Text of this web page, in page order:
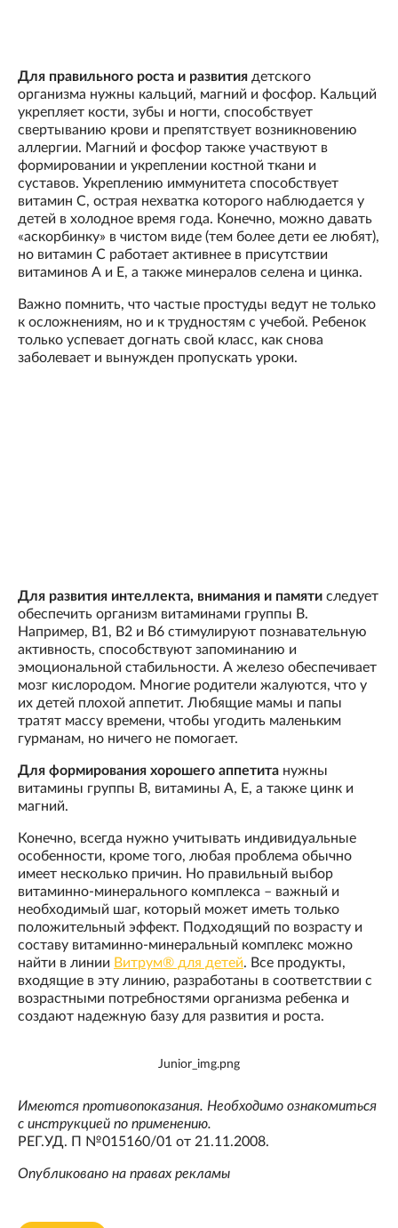
Для правильного роста и развития детского
организма нужны кальций, магний и фосфор. Кальций
укрепляет кости, зубы и ногти, способствует
свертыванию крови и препятствует возникновению
аллергии. Магний и фосфор также участвуют в
формировании и укреплении костной ткани и
суставов. Укреплению иммунитета способствует
витамин С, острая нехватка которого наблюдается у
детей в холодное время года. Конечно, можно давать
«аскорбинку» в чистом виде (тем более дети ее любят),
но витамин С работает активнее в присутствии
витаминов А и Е, а также минералов селена и цинка.
Важно помнить, что частые простуды ведут не только
к осложнениям, но и к трудностям с учебой. Ребенок
только успевает догнать свой класс, как снова
заболевает и вынужден пропускать уроки.
Для развития интеллекта, внимания и памяти следует
обеспечить организм витаминами группы В.
Например, В1, В2 и В6 стимулируют познавательную
активность, способствуют запоминанию и
эмоциональной стабильности. А железо обеспечивает
мозг кислородом. Многие родители жалуются, что у
их детей плохой аппетит. Любящие мамы и папы
тратят массу времени, чтобы угодить маленьким
гурманам, но ничего не помогает.
Для формирования хорошего аппетита нужны
витамины группы В, витамины А, Е, а также цинк и
магний.
Конечно, всегда нужно учитывать индивидуальные
особенности, кроме того, любая проблема обычно
имеет несколько причин. Но правильный выбор
витаминно-минерального комплекса – важный и
необходимый шаг, который может иметь только
положительный эффект. Подходящий по возрасту и
составу витаминно-минеральный комплекс можно
найти в линии Витрум® для детей. Все продукты,
входящие в эту линию, разработаны в соответствии с
возрастными потребностями организма ребенка и
создают надежную базу для развития и роста.
Junior_img.png
Имеются противопоказания. Необходимо ознакомиться
с инструкцией по применению.
РЕГ.УД. П №015160/01 от 21.11.2008.
Опубликовано на правах рекламы